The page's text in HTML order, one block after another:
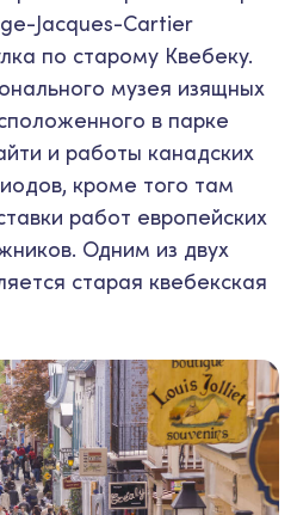
Jacques-Cartier
по старому Квебеку.
музея изящных
в парке
и работы канадских
кроме того там
работ европейских
Одним из двух
старая квебекская